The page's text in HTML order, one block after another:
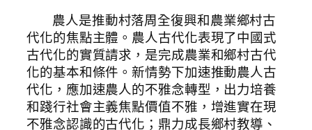
農人是推動村落周全復興和農業鄉村古
代化的焦點主體。農人古代化表現了中國式
古代化的實質請求，是完成農業和鄉村古代
化的基本和條件。新情勢下加速推動農人古
代化，應加速農人的不雅念轉型，出力培養
和踐行社會主義焦點價值不雅，增進實在現
不雅念認識的古代化；鼎力成長鄉村教導、